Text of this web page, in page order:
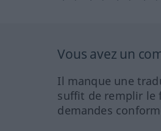
Vous avez un
Il manque une
suffit de remplir le
demandes